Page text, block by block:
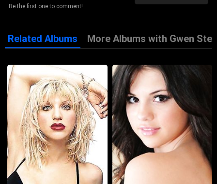
Be the first one to comment!
Related Albums More Albums with Gwen